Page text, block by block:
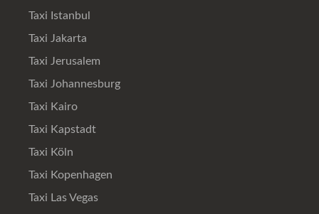
Taxi Istanbul
Taxi Jakarta
Taxi Jerusalem
Taxi Johannesburg
Taxi Kairo
Taxi Kapstadt
Taxi Köln
Taxi Kopenhagen
Taxi Las Vegas